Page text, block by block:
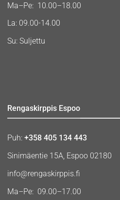
Ma–Pe: 10.00–18.00
La: 09.00-14.00
Su: Suljettu
Rengaskirppis Espoo
Puh: +358 405 134 443
Sinimäentie 15A, Espoo 02180
info@rengaskirppis.fi
Ma–Pe: 09.00–17.00